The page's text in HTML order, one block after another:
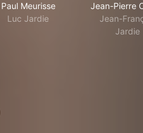
Paul Meurisse
Luc Jardie
Jean-Pierre
Jean-
Jardie